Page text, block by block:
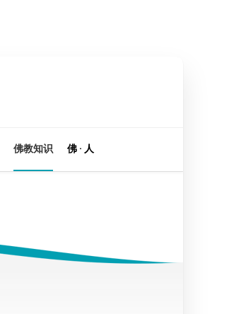
佛教知识 佛 · 人